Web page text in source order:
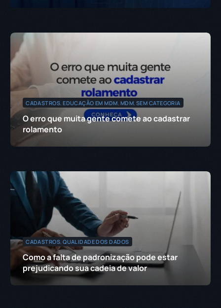
CADASTROS ,EDUCAÇÃO EM MDM MDM ,SEM CATEGORIA
O erro que muita gente comete ao cadastrar
rolamento
CADASTROS ,QUALIDADE DOS DADOS
Como a falta de padronização pode estar
prejudicando sua cadeia de valor